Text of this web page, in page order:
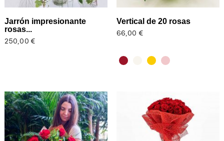
Jarrón impresionante
rosas...
Precio
250,00 €
Vertical de 20 rosas
Precio
66,00 €